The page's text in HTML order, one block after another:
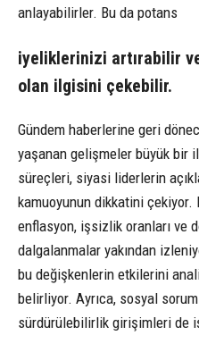
anlayabilirler. Bu da potans
iyeliklerinizi artırabilir
olan ilgisini çekebilir.
Gündem haberlerine geri
yaşanan gelişmeler büyük bir
süreçleri, siyasi liderlerin
kamuoyunun dikkatini çekiyor.
enflasyon, işsizlik oranları ve
dalgalanmalar yakından
bu değişkenlerin etkilerini
belirliyor. Ayrıca, sosyal
sürdürülebilirlik girişimleri de